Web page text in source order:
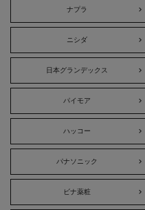
ナプラ
ニシダ
日本グランデックス
パイモア
ハッコー
パナソニック
ビナ薬粧